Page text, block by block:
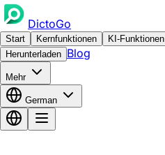
DictoGo
Start Kernfunktionen KI-Funktionen
Herunterladen Blog
Mehr
German